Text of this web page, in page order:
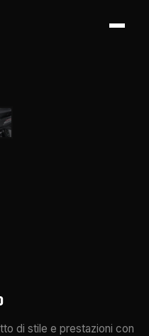
-
di stile e prestazioni con